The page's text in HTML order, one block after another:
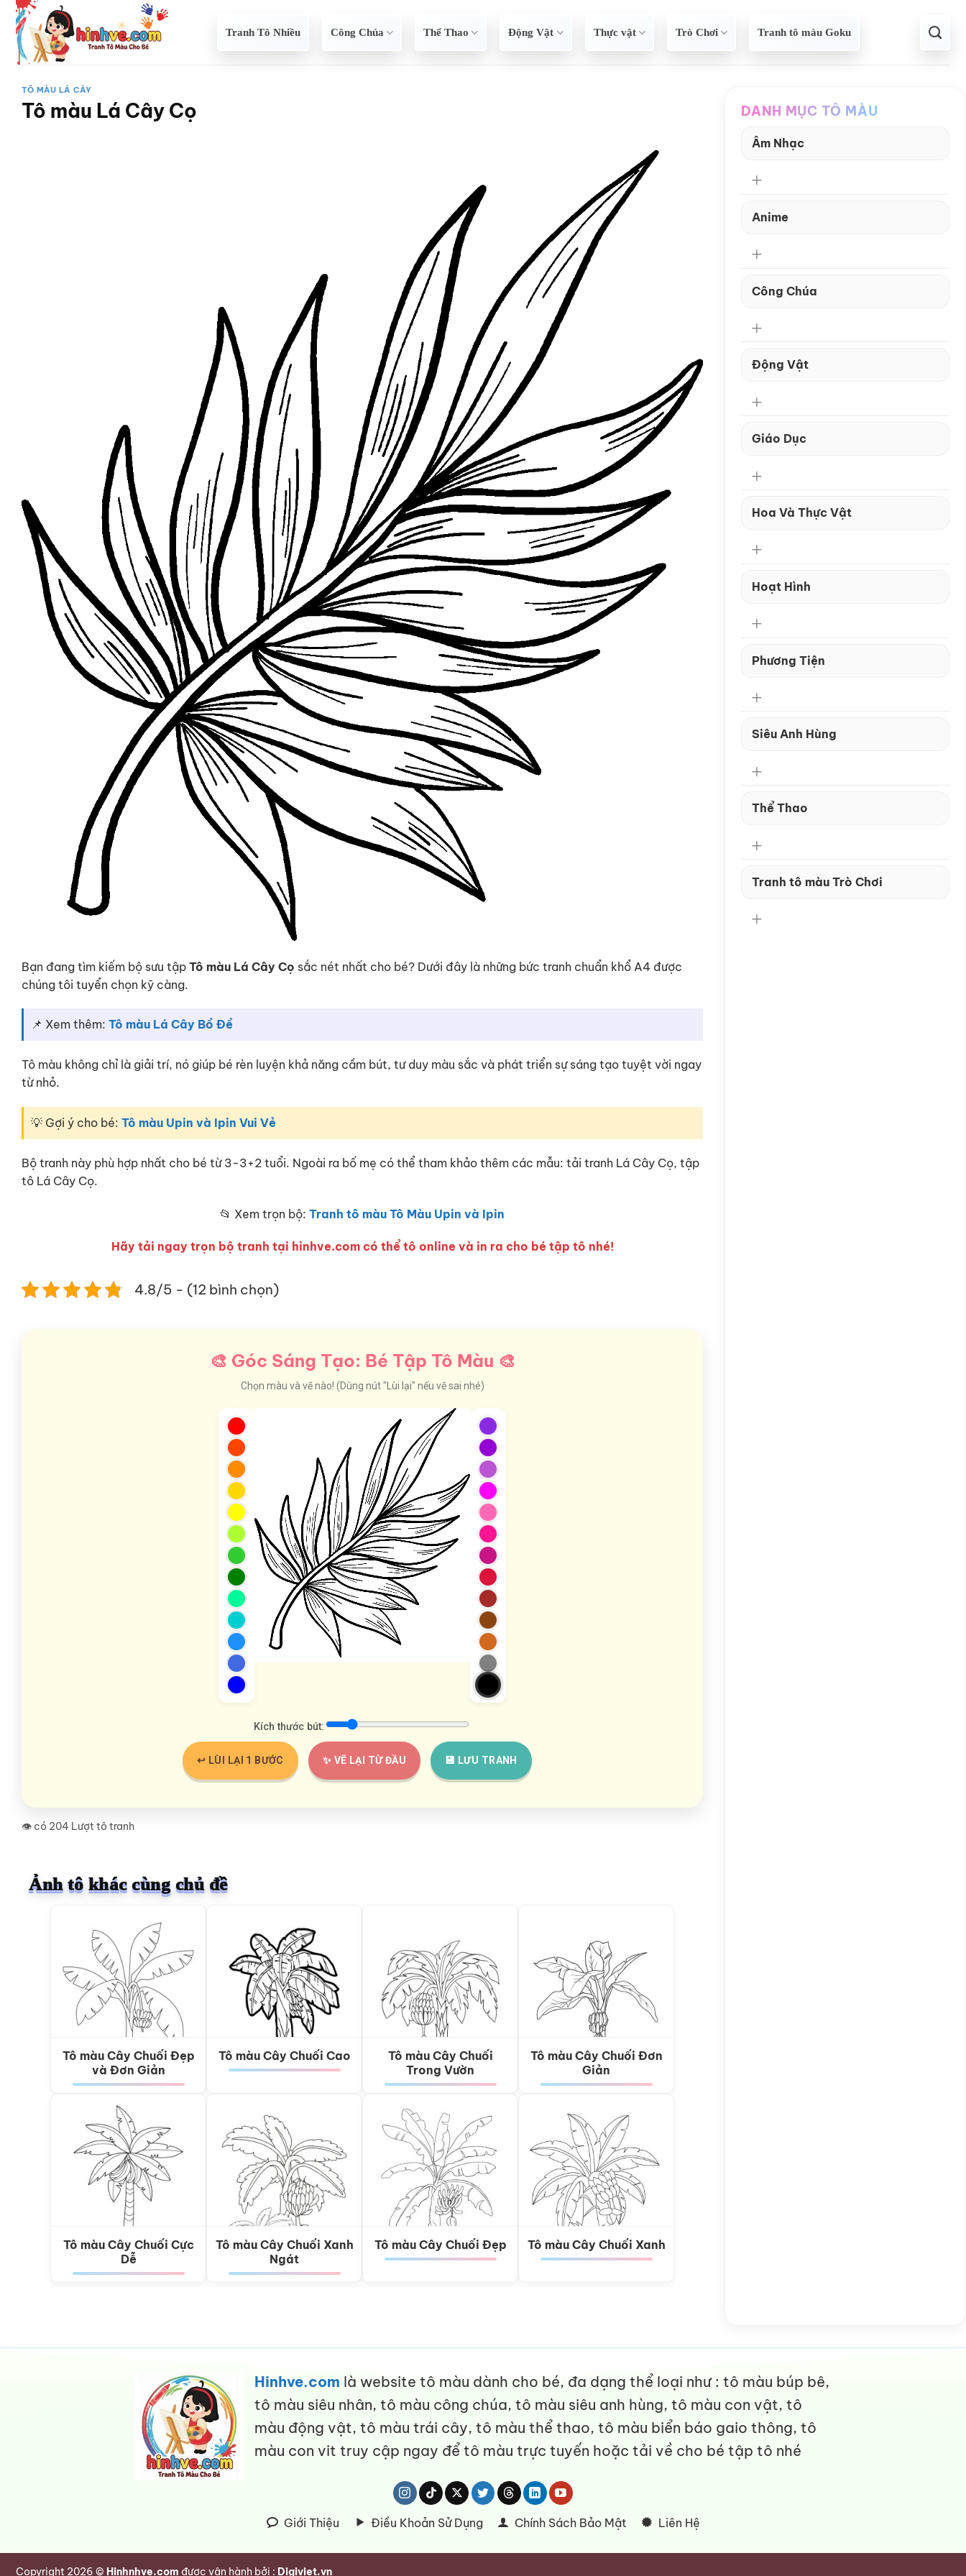
qua
dung
Tranh Tô Nhiều Công Chúa Thể Thao Động Vật Thực vật Trò Chơi Tranh tô màu Goku
TÔ MÀU LÁ CÂY
Tô màu Lá Cây Cọ
Bạn đang tìm kiếm bộ sưu tập Tô màu Lá Cây Cọ sắc nét nhất cho bé? Dưới đây là những bức tranh chuẩn khổ A4 được
chúng tôi tuyển chọn kỹ càng.
📌 Xem thêm: Tô màu Lá Cây Bồ Đề
Tô màu không chỉ là giải trí, nó giúp bé rèn luyện khả năng cầm bút, tư duy màu sắc và phát triển sự sáng tạo tuyệt vời ngay
từ nhỏ.
💡 Gợi ý cho bé: Tô màu Upin và Ipin Vui Vẻ
Bộ tranh này phù hợp nhất cho bé từ 3-3+2 tuổi. Ngoài ra bố mẹ có thể tham khảo thêm các mẫu: tải tranh Lá Cây Cọ, tập
tô Lá Cây Cọ.
📂 Xem trọn bộ: Tranh tô màu Tô Màu Upin và Ipin
Hãy tải ngay trọn bộ tranh tại hinhve.com có thể tô online và in ra cho bé tập tô nhé!
4.8/5 - (12 bình chọn)
🎨 Góc Sáng Tạo: Bé Tập Tô Màu 🎨
Chọn màu và vẽ nào! (Dùng nút "Lùi lại" nếu vẽ sai nhé)
Kích thước bút:
↩️ LÙI LẠI 1 BƯỚC ✨ VẼ LẠI TỪ ĐẦU 💾 LƯU TRANH
👁️ có 204 Lượt tô tranh
Ảnh tô khác cùng chủ đề
Tô màu Cây Chuối Đẹp
và Đơn Giản
Tô màu Cây Chuối Cao
Tô màu Cây Chuối
Trong Vườn
Tô màu Cây Chuối Đơn
Giản
Tô màu Cây Chuối Cực
Dễ
Tô màu Cây Chuối Xanh
Ngát
Tô màu Cây Chuối Đẹp Tô màu Cây Chuối Xanh
DANH MỤC TÔ MÀU
Âm Nhạc
Anime
Công Chúa
Động Vật
Giáo Dục
Hoa Và Thực Vật
Hoạt Hình
Phương Tiện
Siêu Anh Hùng
Thể Thao
Tranh tô màu Trò Chơi
Hinhve.com là website tô màu dành cho bé, đa dạng thể loại như : tô màu búp bê,
tô màu siêu nhân, tô màu công chúa, tô màu siêu anh hùng, tô màu con vật, tô
màu động vật, tô màu trái cây, tô màu thể thao, tô màu biển báo gaio thông, tô
màu con vit truy cập ngay để tô màu trực tuyến hoặc tải về cho bé tập tô nhé
Giới Thiệu Điều Khoản Sử Dụng Chính Sách Bảo Mật Liên Hệ
Copyright 2026 © Hinhnhve.com được vận hành bởi : Digiviet.vn